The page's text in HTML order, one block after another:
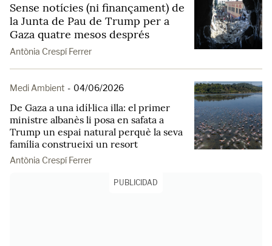
Sense notícies (ni finançament) de
la Junta de Pau de Trump per a
Gaza quatre mesos després
Antònia Crespí Ferrer
Medi Ambient - 04/06/2026
De Gaza a una idíl·lica illa: el primer
ministre albanès li posa en safata a
Trump un espai natural perquè la seva
família construeixi un resort
Antònia Crespí Ferrer
PUBLICIDAD